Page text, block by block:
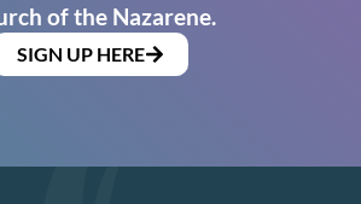
of the Nazarene.
SIGN UP HERE